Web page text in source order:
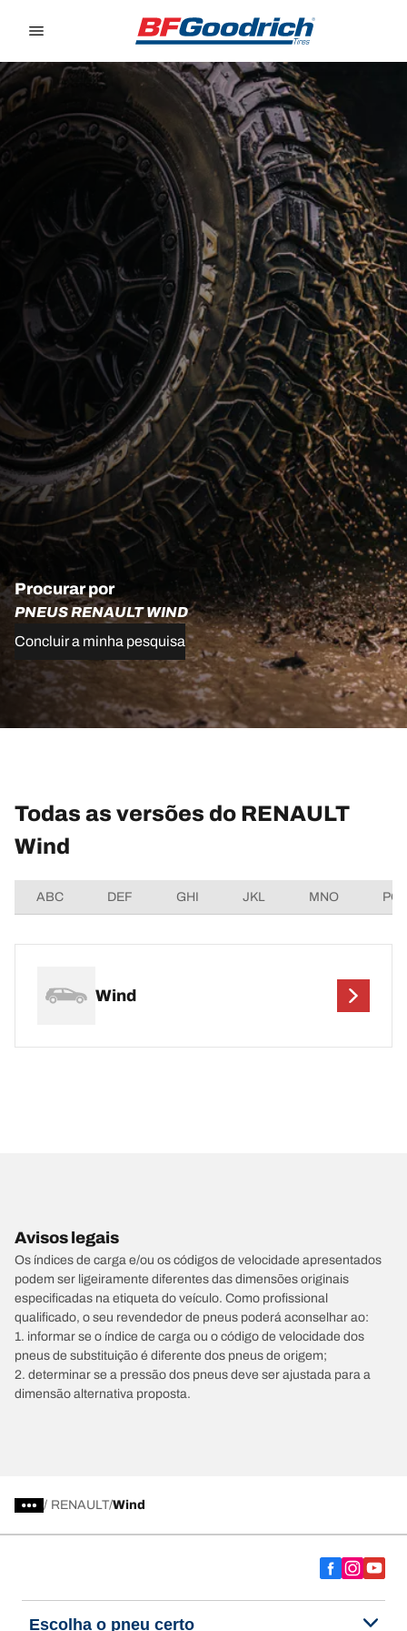
Procurar por
PNEUS RENAULT WIND
Concluir a minha pesquisa
Todas as versões do RENAULT
Wind
ABC DEF GHI JKL MNO
Wind
Avisos legais
Os índices de carga e/ou os códigos de velocidade apresentados
podem ser ligeiramente diferentes das dimensões originais
especificadas na etiqueta do veículo. Como profissional
qualificado, o seu revendedor de pneus poderá aconselhar ao:
1. informar se o índice de carga ou o código de velocidade dos
pneus de substituição é diferente dos pneus de origem;
2. determinar se a pressão dos pneus deve ser ajustada para a
dimensão alternativa proposta.
/ RENAULT Wind
Escolha o pneu certo